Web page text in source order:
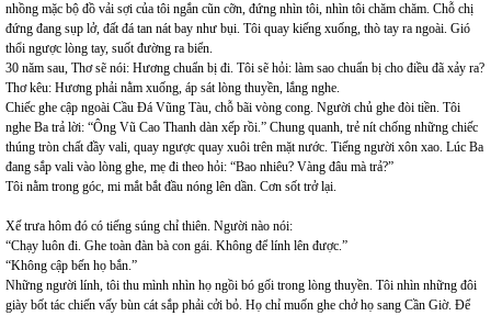
nhồng mặc bộ đồ vải sợi của tôi ngắn cũn cỡn, đứng nhìn tôi, nhìn tôi chăm chăm. Chỗ chị
đứng đang sụp lở, đất đá tan nát bay như bụi. Tôi quay kiếng xuống, thò tay ra ngoài. Gió
thổi ngược lòng tay, suốt đường ra biển.
30 năm sau, Thơ sẽ nói: Hương chuẩn bị đi. Tôi sẽ hỏi: làm sao chuẩn bị cho điều đã xảy ra?
Thơ kêu: Hương phải nằm xuống, áp sát lòng thuyền, lắng nghe.
Chiếc ghe cập ngoài Cầu Đá Vũng Tàu, chỗ bãi vòng cong. Người chủ ghe đòi tiền. Tôi
nghe Ba trả lời: “Ông Vũ Cao Thanh dàn xếp rồi.” Chung quanh, trẻ nít chống những chiếc
thúng tròn chất đầy vali, quay ngược quay xuôi trên mặt nước. Tiếng người xôn xao. Lúc Ba
đang sắp vali vào lòng ghe, mẹ đi theo hỏi: “Bao nhiêu? Vàng đâu mà trả?”
Tôi nằm trong góc, mi mắt bắt đầu nóng lên dần. Cơn sốt trở lại.
Xế trưa hôm đó có tiếng súng chỉ thiên. Người nào nói:
“Chạy luôn đi. Ghe toàn đàn bà con gái. Không để lính lên được.”
“Không cập bến họ bắn.”
Những người lính, tôi thu mình nhìn họ ngồi bó gối trong lòng thuyền. Tôi nhìn những đôi
giày bốt tác chiến vấy bùn cát sắp phải cởi bỏ. Họ chỉ muốn ghe chở họ sang Cần Giờ. Để